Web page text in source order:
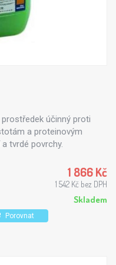
účinný proti
a proteinovým
tvrdé povrchy.
1 866 Kč
1 542 Kč bez DPH
Skladem
Porovnat